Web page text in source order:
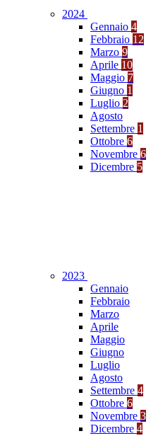
2024
Gennaio 4
Febbraio 12
Marzo 9
Aprile 10
Maggio 7
Giugno 1
Luglio 2
Agosto
Settembre 1
Ottobre 6
Novembre 6
Dicembre 5
2023
Gennaio
Febbraio
Marzo
Aprile
Maggio
Giugno
Luglio
Agosto
Settembre 4
Ottobre 6
Novembre 3
Dicembre 4